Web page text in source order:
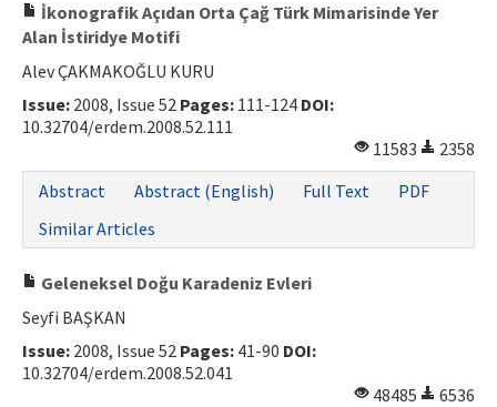
İkonografik Açıdan Orta Çağ Türk Mimarisinde Yer
Alan İstiridye Motifi
Alev ÇAKMAKOĞLU KURU
Issue: 2008, Issue 52 Pages: 111-124 DOI:
10.32704/erdem.2008.52.111
11583
2358
Abstract
Abstract (English) Full Text
PDF
Similar Articles
Geleneksel Doğu Karadeniz Evleri
Seyfi BAŞKAN
Issue: 2008, Issue 52 Pages: 41-90 DOI:
10.32704/erdem.2008.52.041
48485
6536